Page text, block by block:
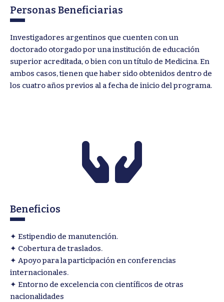
Personas Beneficiarias
Investigadores argentinos que cuenten con un
doctorado otorgado por una institución de educación
superior acreditada, o bien con un título de Medicina. En
ambos casos, tienen que haber sido obtenidos dentro de
los cuatro años previos al a fecha de inicio del programa.
Beneficios
✦ Estipendio de manutención.
✦ Cobertura de traslados.
✦ Apoyo para la participación en conferencias
internacionales.
✦ Entorno de excelencia con científicos de otras
nacionalidades